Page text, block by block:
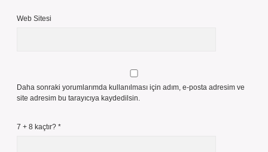
Web Sitesi
Daha sonraki yorumlarımda kullanılması için adım, e-posta adresim ve
site adresim bu tarayıcıya kaydedilsin.
7 + 8 kaçtır? *